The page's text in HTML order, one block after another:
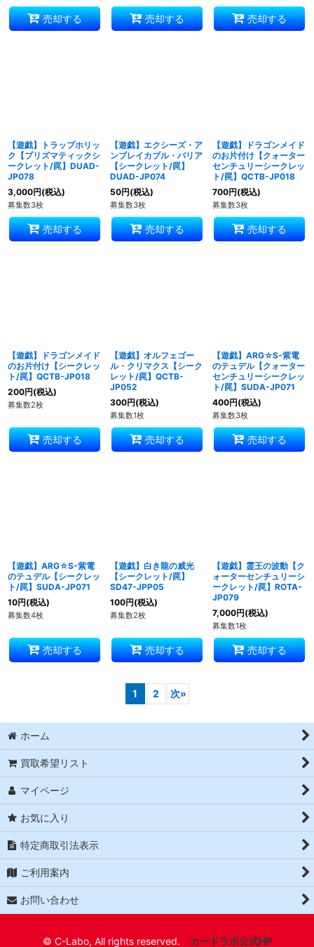
売却する 売却する 売却する
【遊戯】トラップホリッ
ク【プリズマティックシ
ークレット/罠】DUAD-
JP078
3,000円(税込)
募集数3枚
売却する
【遊戯】エクシーズ・ア
ンブレイカブル・バリア
【シークレット/罠】
DUAD-JP074
50円(税込)
募集数3枚
売却する
【遊戯】ドラゴンメイド
のお片付け【クォーター
センチュリーシークレッ
ト/罠】QCTB-JP018
700円(税込)
募集数3枚
売却する
【遊戯】ドラゴンメイド
のお片付け【シークレッ
ト/罠】QCTB-JP018
200円(税込)
募集数2枚
売却する
【遊戯】オルフェゴー
ル・クリマクス【シーク
レット/罠】QCTB-
JP052
300円(税込)
募集数1枚
売却する
【遊戯】ARG☆S-紫電
のテュデル【クォーター
センチュリーシークレッ
ト/罠】SUDA-JP071
400円(税込)
募集数3枚
売却する
【遊戯】ARG☆S-紫電
のテュデル【シークレッ
ト/罠】SUDA-JP071
10円(税込)
募集数4枚
売却する
【遊戯】白き龍の威光
【シークレット/罠】
SD47-JPP05
100円(税込)
募集数2枚
売却する
【遊戯】霊王の波動【ク
ォーターセンチュリーシ
ークレット/罠】ROTA-
JP079
7,000円(税込)
募集数1枚
売却する
1 2 次»
ホーム
買取希望リスト
マイページ
お気に入り
特定商取引法表示
ご利用案内
お問い合わせ
© C-Labo, All rights reserved. カードラボ公式HP